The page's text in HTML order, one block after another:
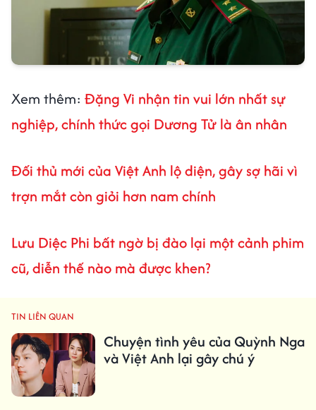
Xem thêm: Đặng Vi nhận tin vui lớn nhất sự
nghiệp, chính thức gọi Dương Tử là ân nhân
Đối thủ mới của Việt Anh lộ diện, gây sợ hãi vì
trợn mắt còn giỏi hơn nam chính
Lưu Diệc Phi bất ngờ bị đào lại một cảnh phim
cũ, diễn thế nào mà được khen?
TIN LIÊN QUAN
Chuyện tình yêu của Quỳnh Nga
và Việt Anh lại gây chú ý